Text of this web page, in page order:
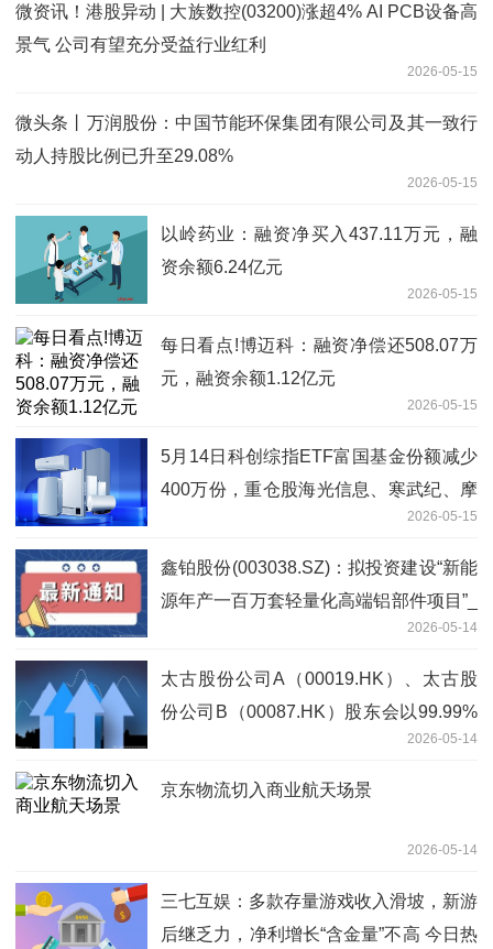
微资讯！港股异动 | 大族数控(03200)涨超4% AI PCB设备高
景气 公司有望充分受益行业红利
2026-05-15
微头条丨万润股份：中国节能环保集团有限公司及其一致行
动人持股比例已升至29.08%
2026-05-15
以岭药业：融资净买入437.11万元，融
资余额6.24亿元
2026-05-15
每日看点!博迈科：融资净偿还508.07万
元，融资余额1.12亿元
2026-05-15
5月14日科创综指ETF富国基金份额减少
400万份，重仓股海光信息、寒武纪、摩
2026-05-15
鑫铂股份(003038.SZ)：拟投资建设“新能
源年产一百万套轻量化高端铝部件项目”_
2026-05-14
太古股份公司A（00019.HK）、太古股
份公司B（00087.HK）股东会以99.99%
2026-05-14
京东物流切入商业航天场景
2026-05-14
三七互娱：多款存量游戏收入滑坡，新游
后继乏力，净利增长“含金量”不高 今日热